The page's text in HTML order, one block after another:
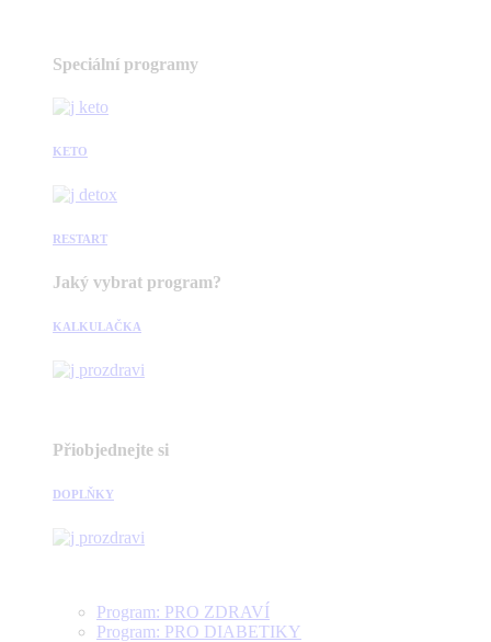
Speciální programy
KETO
RESTART
Jaký vybrat program?
KALKULAČKA
Přiobjednejte si
DOPLŇKY
Program: PRO ZDRAVÍ
Program: PRO DIABETIKY